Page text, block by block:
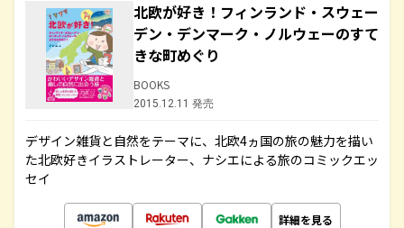
北欧が好き！フィンランド・スウェー
デン・デンマーク・ノルウェーのすて
きな町めぐり
BOOKS
2015.12.11 発売
デザイン雑貨と自然をテーマに、北欧4ヵ国の旅の魅力を描い
た北欧好きイラストレーター、ナシエによる旅のコミックエッ
セイ
詳細を見る